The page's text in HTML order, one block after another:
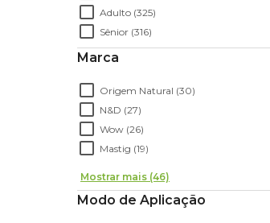
Adulto (325)
Sênior (316)
Marca
Origem Natural (30)
N&D (27)
Wow (26)
Mastig (19)
Mostrar mais (46)
Modo de Aplicação